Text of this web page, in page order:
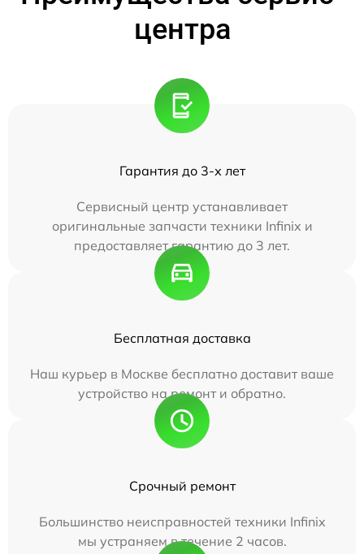
центра
Гарантия до 3-х лет
Сервисный центр устанавливает
оригинальные запчасти техники Infinix и
предоставляет гарантию до 3 лет.
Бесплатная доставка
Наш курьер в Москве бесплатно доставит ваше
устройство на ремонт и обратно.
Срочный ремонт
Большинство неисправностей техники Infinix
мы устраняем в течение 2 часов.